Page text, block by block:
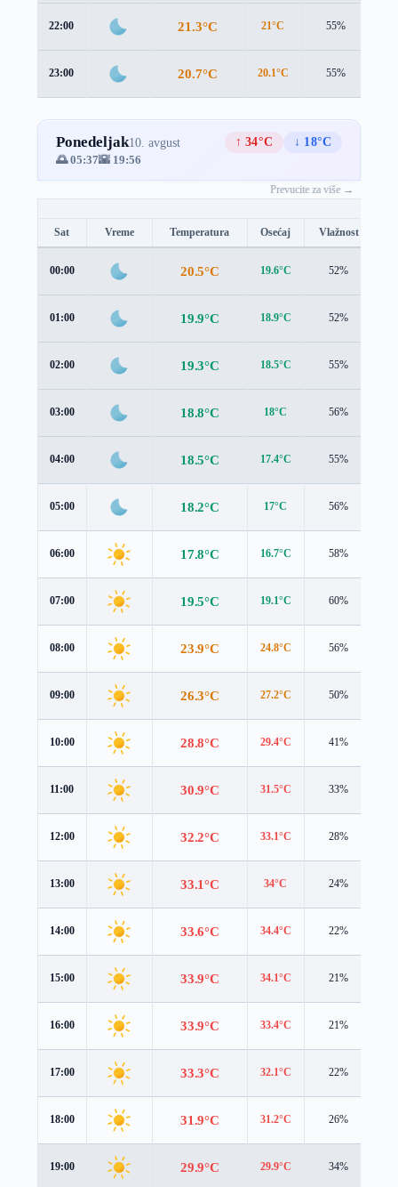
22:00 21.3°C 21°C 55%
23:00 20.7°C 20.1°C 55%
Ponedeljak10. avgust ↑ 34°C
↓ 18°C
🌅 05:37🌇 19:56
Prevucite za više →
Sat Vreme Temperatura Osećaj Vlažnost
00:00 20.5°C 19.6°C 52%
01:00 19.9°C 18.9°C 52%
02:00 19.3°C 18.5°C 55%
03:00 18.8°C 18°C 56%
04:00 18.5°C 17.4°C 55%
05:00 18.2°C 17°C 56%
06:00 17.8°C 16.7°C 58%
07:00 19.5°C 19.1°C 60%
08:00 23.9°C 24.8°C 56%
09:00 26.3°C 27.2°C 50%
10:00 28.8°C 29.4°C 41%
11:00 30.9°C 31.5°C 33%
12:00 32.2°C 33.1°C 28%
13:00 33.1°C 34°C 24%
14:00 33.6°C 34.4°C 22%
15:00 33.9°C 34.1°C 21%
16:00 33.9°C 33.4°C 21%
17:00 33.3°C 32.1°C 22%
18:00 31.9°C 31.2°C 26%
19:00 29.9°C 29.9°C 34%